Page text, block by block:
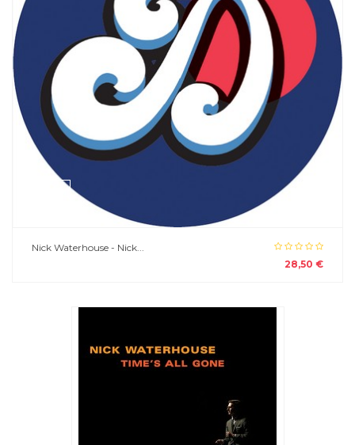
Nick Waterhouse - Nick...
28,50 €